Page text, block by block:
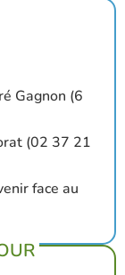
Gagnon (6
(02 37 21
face au